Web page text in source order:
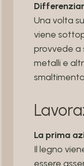
Una volta
viene
provvede a
metalli e
La prima
Il legno
essere